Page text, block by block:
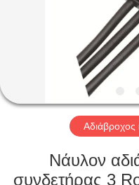
ΠΕΡΊΠΟΥ
ΓΎΡΟΣ
ΕΡΓΟΣΤΑΣΊΩΝ
ΠΟΙΟΤΙΚΌΣ
Αδιάβροχος
Νάυλον
συνδετήρας 3